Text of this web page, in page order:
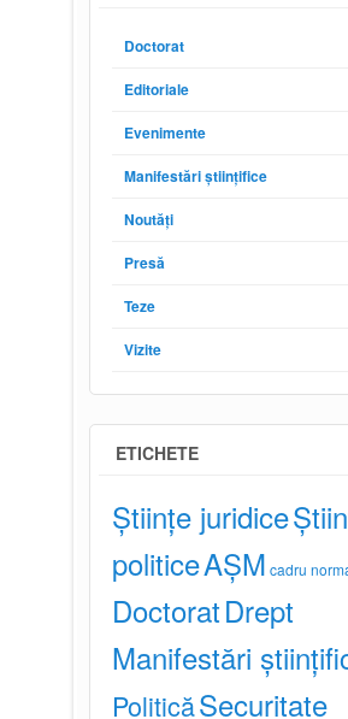
Doctorat
Editoriale
Evenimente
Manifestări științifice
Noutăți
Presă
Teze
Vizite
ETICHETE
Științe juridice
politiceAȘM cadru
DoctoratDrept
Manifestări
PoliticăSecuritate